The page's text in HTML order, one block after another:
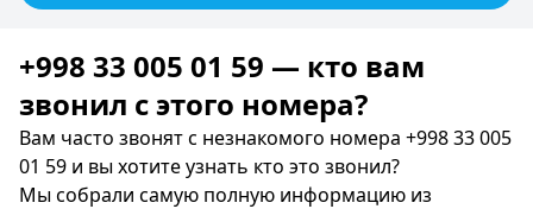
+998 33 005 01 59 — кто вам
звонил c этого номера?
Вам часто звонят с незнакомого номера +998 33 005
01 59 и вы хотите узнать кто это звонил?
Мы собрали самую полную информацию из